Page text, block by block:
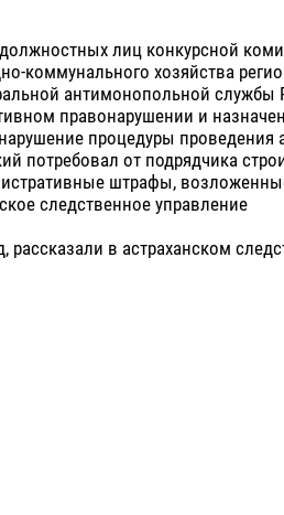
лиц конкурсной
коммунального хозяйства
антимонопольной службы
правонарушении и
процедуры проведения
потребовал от подрядчика
штрафы,
следственное управление
рассказали в астраханском